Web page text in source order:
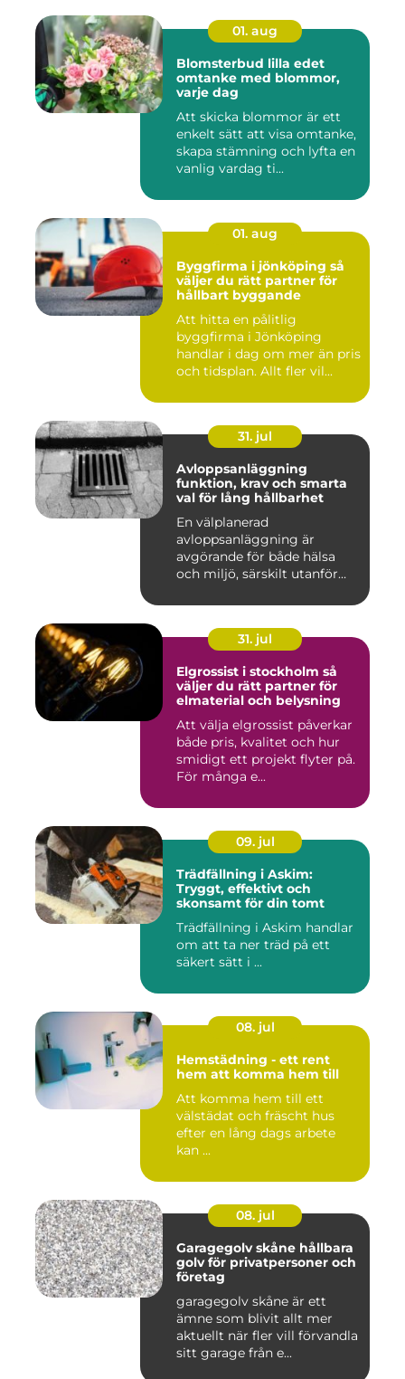
01. aug
Blomsterbud lilla edet
omtanke med blommor,
varje dag
Att skicka blommor är ett
enkelt sätt att visa omtanke,
skapa stämning och lyfta en
vanlig vardag ti...
01. aug
Byggfirma i jönköping så
väljer du rätt partner för
hållbart byggande
Att hitta en pålitlig
byggfirma i Jönköping
handlar i dag om mer än pris
och tidsplan. Allt fler vil...
31. jul
Avloppsanläggning
funktion, krav och smarta
val för lång hållbarhet
En välplanerad
avloppsanläggning är
avgörande för både hälsa
och miljö, särskilt utanför
31. jul
Elgrossist i stockholm så
väljer du rätt partner för
elmaterial och belysning
Att välja elgrossist påverkar
både pris, kvalitet och hur
smidigt ett projekt flyter på.
För många e...
09. jul
Trädfällning i Askim:
Tryggt, effektivt och
skonsamt för din tomt
Trädfällning i Askim handlar
om att ta ner träd på ett
säkert sätt i ...
08. jul
Hemstädning - ett rent
hem att komma hem till
Att komma hem till ett
välstädat och fräscht hus
efter en lång dags arbete
kan ...
08. jul
Garagegolv skåne hållbara
golv för privatpersoner och
företag
garagegolv skåne är ett
ämne som blivit allt mer
aktuellt när fler vill förvandla
sitt garage från e...